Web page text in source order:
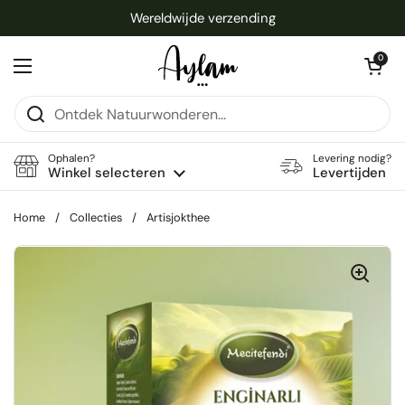
Wereldwijde verzending
Menu openen
Winkelwagentje
0
Ophalen?
Winkel selecteren
Levering nodig?
Levertijden
Home / Collecties / Artisjokthee